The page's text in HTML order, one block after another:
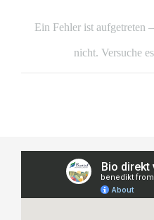
Ein Fehler ist aufgetreten
nicht. Versuche